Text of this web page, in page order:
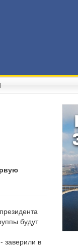
будут
заверили в